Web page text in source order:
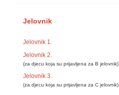
Jelovnik
Jelovnik 1.
Jelovnik 2.
(za djecu koja su prijavljena za B jelovnik)
Jelovnik 3.
(za djecu koja su prijavljena za C jelovnik)